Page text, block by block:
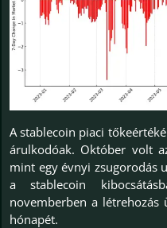
A stablecoin piaci
árulkodóak. Október volt
mint egy évnyi zsugorodás
a stablecoin
novemberben a létrehozás
hónapét.